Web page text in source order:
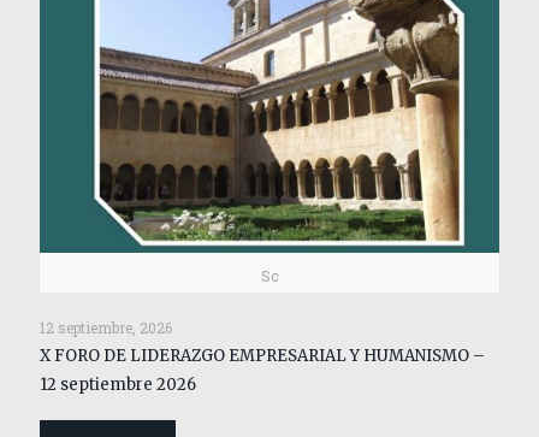
Sc
12 septiembre, 2026
X FORO DE LIDERAZGO EMPRESARIAL Y HUMANISMO –
12 septiembre 2026